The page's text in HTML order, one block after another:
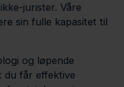
jurister. Våre
sin fulle kapasitet til
og løpende
du får effektive